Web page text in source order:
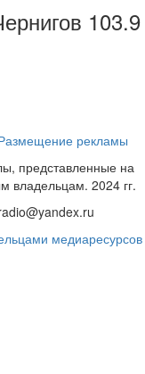
103.9
рекламы
представленные на
владельцам. 2024 гг.
медиаресурсов